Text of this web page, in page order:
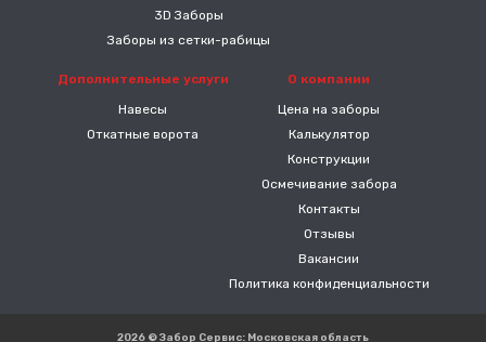
3D Заборы
Заборы из сетки-рабицы
Дополнительные услуги
Навесы
Откатные ворота
О компании
Цена на заборы
Калькулятор
Конструкции
Осмечивание забора
Контакты
Отзывы
Вакансии
Политика конфиденциальности
2026 © Забор Сервис: Московская область